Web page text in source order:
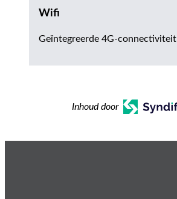
Wifi
Geïntegreerde 4G-connectiviteit
Inhoud door